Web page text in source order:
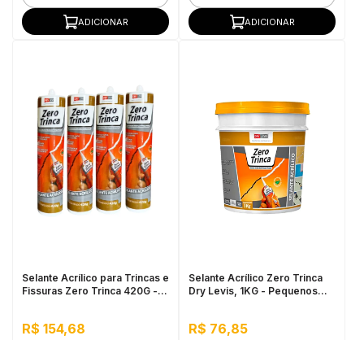
ADICIONAR ADICIONAR
Selante Acrílico para Trincas e
Fissuras Zero Trinca 420G - 4
R$ 154,68
Selante Acrílico Zero Trinca
Dry Levis, 1KG - Pequenos
R$ 76,85